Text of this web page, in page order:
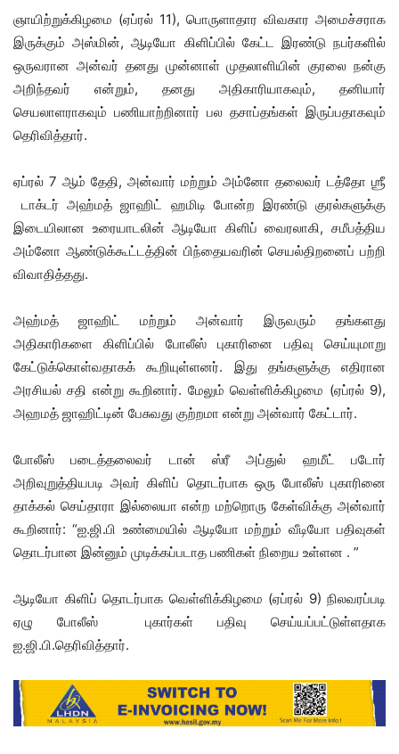
ஞாயிற்றுக்கிழமை (ஏப்ரல் 11), பொருளாதார விவகார அமைச்சராக
இருக்கும் அஸ்மின், ஆடியோ கிளிப்பில் கேட்ட இரண்டு நபர்களில்
ஒருவரான அன்வர் தனது முன்னாள் முதலாளியின் குரலை நன்கு
அறிந்தவர் என்றும், தனது அதிகாரியாகவும், தனியார்
செயலாளராகவும் பணியாற்றினார் பல தசாப்தங்கள் இருப்பதாகவும்
தெரிவித்தார்.
ஏப்ரல் 7 ஆம் தேதி, அன்வார் மற்றும் அம்னோ தலைவர் டத்தோ ஶ்ரீ
டாக்டர் அஹ்மத் ஜாஹிட் ஹமிடி போன்ற இரண்டு குரல்களுக்கு
இடையிலான உரையாடலின் ஆடியோ கிளிப் வைரலாகி, சமீபத்திய
அம்னோ ஆண்டுக்கூட்டத்தின் பிந்தையவரின் செயல்திறனைப் பற்றி
விவாதித்தது.
அஹ்மத் ஜாஹிட் மற்றும் அன்வார் இருவரும் தங்களது
அதிகாரிகளை கிளிப்பில் போலீஸ் புகாரினை பதிவு செய்யுமாறு
கேட்டுக்கொள்வதாகக் கூறியுள்ளனர். இது தங்களுக்கு எதிரான
அரசியல் சதி என்று கூறினார். மேலும் வெள்ளிக்கிழமை (ஏப்ரல் 9),
அஹமத் ஜாஹிட்டின் பேசுவது குற்றமா என்று அன்வார் கேட்டார்.
போலீஸ் படைத்தலைவர் டான் ஸ்ரீ அப்துல் ஹமீட் படோர்
அறிவுறுத்தியபடி அவர் கிளிப் தொடர்பாக ஒரு போலீஸ் புகாரினை
தாக்கல் செய்தாரா இல்லையா என்ற மற்றொரு கேள்விக்கு அன்வார்
கூறினார்: “ஐ.ஜி.பி உண்மையில் ஆடியோ மற்றும் வீடியோ பதிவுகள்
தொடர்பான இன்னும் முடிக்கப்படாத பணிகள் நிறைய உள்ளன . ”
ஆடியோ கிளிப் தொடர்பாக வெள்ளிக்கிழமை (ஏப்ரல் 9) நிலவரப்படி
ஏழு போலீஸ் புகார்கள் பதிவு செய்யப்பட்டுள்ளதாக
ஐ.ஜி.பி.தெரிவித்தார்.